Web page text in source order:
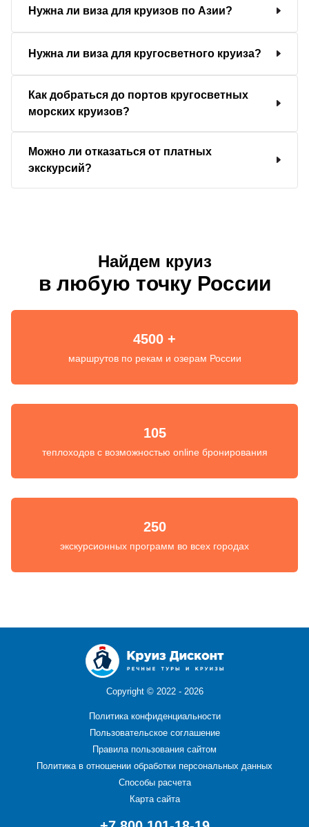
Нужна ли виза для круизов по Азии?
Нужна ли виза для кругосветного круиза?
Как добраться до портов кругосветных
морских круизов?
Можно ли отказаться от платных
экскурсий?
Найдем круиз
в любую точку России
4500 +
маршрутов по рекам и озерам России
105
теплоходов с возможностью online бронирования
250
экскурсионных программ во всех городах
Copyright © 2022 - 2026
Политика конфиденциальности
Пользовательское соглашение
Правила пользования сайтом
Политика в отношении обработки персональных данных
Способы расчета
Карта сайта